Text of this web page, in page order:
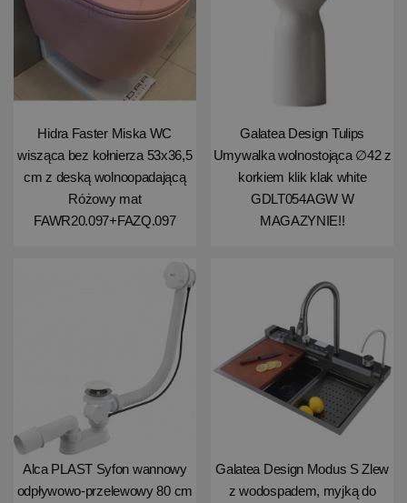
Hidra Faster Miska WC
wisząca bez kołnierza 53x36,5
cm z deską wolnoopadającą
Różowy mat
FAWR20.097+FAZQ.097
Galatea Design Tulips
Umywalka wolnostojąca ∅42 z
korkiem klik klak white
GDLT054AGW W
MAGAZYNIE!!
Alca PLAST Syfon wannowy
odpływowo-przelewowy 80 cm
Galatea Design Modus S Zlew
z wodospadem, myjką do